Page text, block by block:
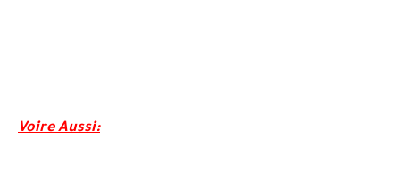
Voire Aussi: